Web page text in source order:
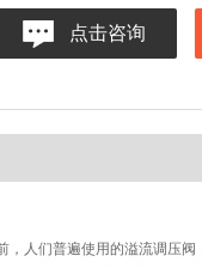
点击咨询
人们普遍使用的溢流调压